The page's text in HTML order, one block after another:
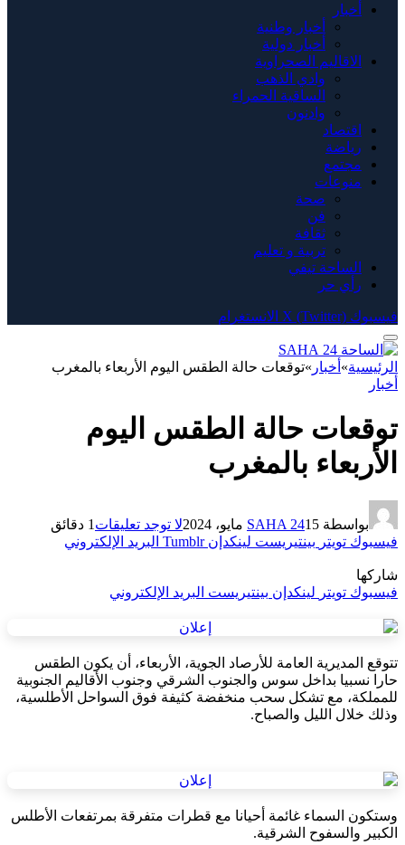
أخبار
أخبار وطنية
أخبار دولية
الاقاليم الصحراوية
وادي الذهب
الساقية الحمراء
وادنون
اقتصاد
رياضة
مجتمع
منوعات
صحة
فن
ثقافة
تربية و تعليم
الساحة تيفي
رأي حر
فيسبوك X (Twitter) الانستغرام
الرئيسية» أخبار »توقعات حالة الطقس اليوم الأربعاء بالمغرب
أخبار
توقعات حالة الطقس اليوم
الأربعاء بالمغرب
بواسطة SAHA 2415 مايو، 2024 لا توجد تعليقات 1 دقائق
فيسبوك تويتر بينتيريست لينكدإن Tumblr البريد الإلكتروني
شاركها
فيسبوك تويتر لينكدإن بينتيريست البريد الإلكتروني
تتوقع المديرية العامة للأرصاد الجوية، الأربعاء، أن يكون الطقس
حارا نسبيا بداخل سوس والجنوب الشرقي وجنوب الأقاليم الجنوبية
للمملكة، مع تشكل سحب منخفضة كثيفة فوق السواحل الأطلسية،
وذلك خلال الليل والصباح.
وستكون السماء غائمة أحيانا مع قطرات متفرقة بمرتفعات الأطلس
الكبير والسفوح الشرقية.